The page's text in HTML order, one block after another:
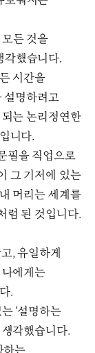
든 것을
각했습니다.
시간을
설명하려고
는 논리정연한
니다.
필을 직업으로
그 기저에 있는
머리는 세계를
럼 된 것입니다.
, 유일하게
에게는
.
‘설명하는
각했습니다.